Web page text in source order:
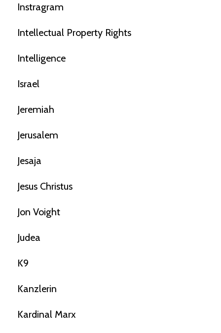
Instragram
Intellectual Property Rights
Intelligence
Israel
Jeremiah
Jerusalem
Jesaja
Jesus Christus
Jon Voight
Judea
K9
Kanzlerin
Kardinal Marx